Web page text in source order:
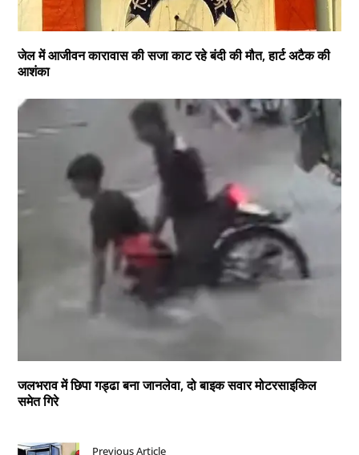
जेल में आजीवन कारावास की सजा काट रहे बंदी की मौत, हार्ट अटैक की
आशंका
जलभराव में छिपा गड्ढा बना जानलेवा, दो बाइक सवार मोटरसाइकिल
समेत गिरे
Previous Article